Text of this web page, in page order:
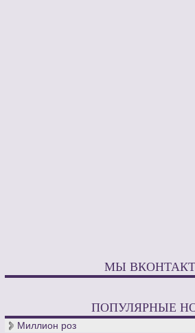
МЫ
ПОПУЛЯРНЫЕ
Миллион роз